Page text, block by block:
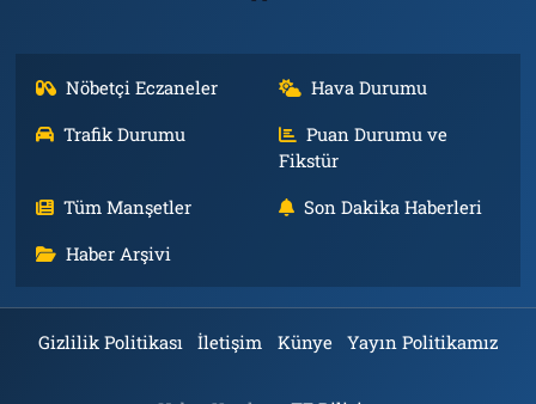
Nöbetçi Eczaneler
Hava Durumu
Trafik Durumu
Puan Durumu ve
Fikstür
Tüm Manşetler
Son Dakika Haberleri
Haber Arşivi
Gizlilik Politikası İletişim Künye Yayın Politikamız